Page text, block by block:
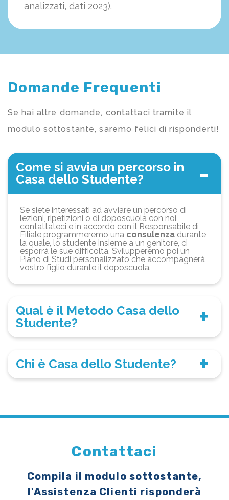
analizzati, dati 2023).
Domande Frequenti
Se hai altre domande, contattaci tramite il
modulo sottostante, saremo felici di risponderti!
Come si avvia un percorso in
Casa dello Studente?
Se siete interessati ad avviare un percorso di
lezioni, ripetizioni o di doposcuola con noi,
contattateci e in accordo con il Responsabile di
Filiale programmeremo una consulenza durante
la quale, lo studente insieme a un genitore, ci
esporrà le sue difficoltà. Svilupperemo poi un
Piano di Studi personalizzato che accompagnerà
vostro figlio durante il doposcuola.
Qual è il Metodo Casa dello
Studente?
Chi è Casa dello Studente?
Contattaci
Compila il modulo sottostante,
l'Assistenza Clienti risponderà